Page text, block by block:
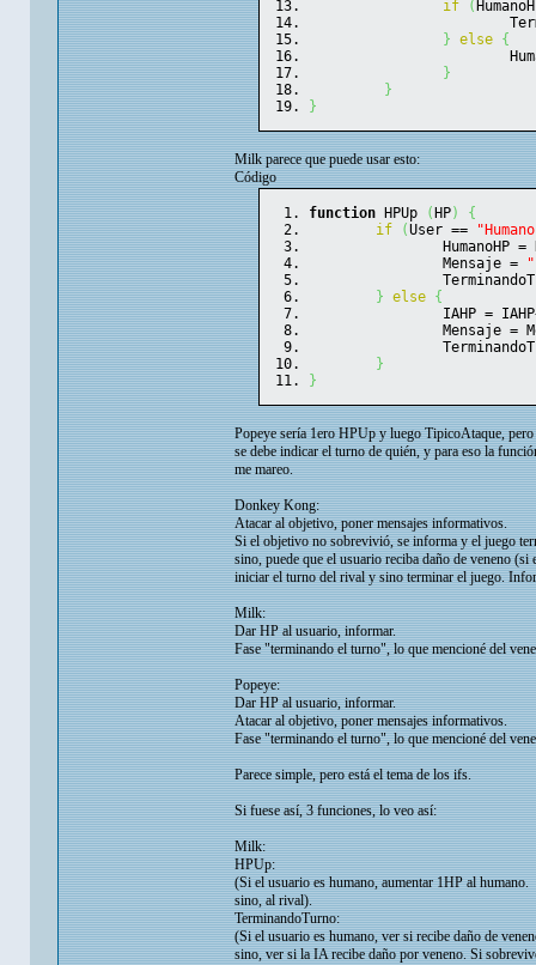
if
(
} else {
}
}
}
Milk parece que puede usar esto:
Código
function HPUp ( HP)
{
if
(User ==
HumanoHP
		Mensaje =
} else {
IAHP =
Mensaje =
}
}
Popeye sería 1ero HPUp y luego TipicoAtaque,
se debe indicar el turno de quién, y para eso la
me mareo.
Donkey Kong:
Atacar al objetivo, poner mensajes informativos.
Si el objetivo no sobrevivió, se informa y el juego
sino, puede que el usuario reciba daño de veneno
iniciar el turno del rival y sino terminar el juego.
Milk:
Dar HP al usuario, informar.
Fase "terminando el turno", lo que mencioné del
Popeye:
Dar HP al usuario, informar.
Atacar al objetivo, poner mensajes informativos.
Fase "terminando el turno", lo que mencioné del
Parece simple, pero está el tema de los ifs.
Si fuese así, 3 funciones, lo veo así:
Milk:
HPUp:
(Si el usuario es humano, aumentar 1HP al humano.
sino, al rival).
TerminandoTurno:
(Si el usuario es humano, ver si recibe daño de
sino, ver si la IA recibe daño por veneno. Si